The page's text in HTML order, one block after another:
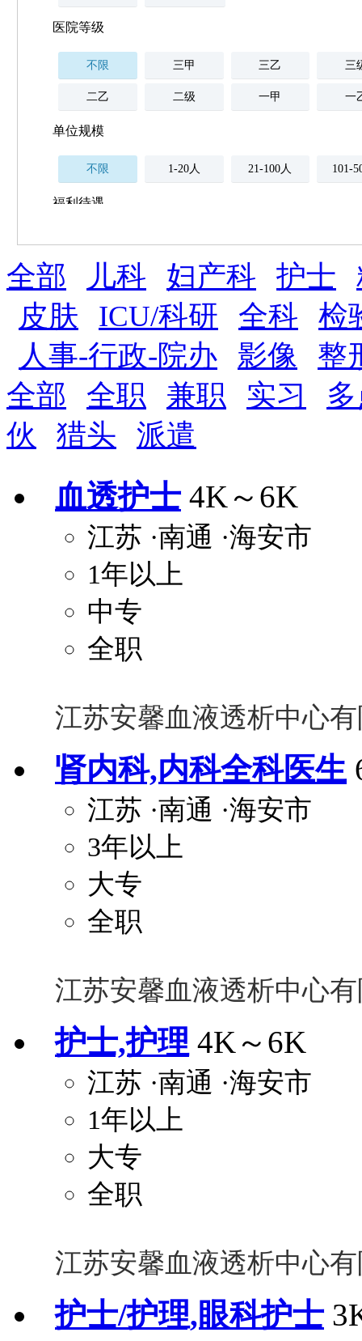
医院等级
不限 三甲 三乙 三
二乙 二级 一甲 一
单位规模
不限 1-20人 21-100人 101-
福利待遇
薪资与社保
五险 住房公积金 企业
全勤奖 加班补助 全薪病假 股票
法定节假日三薪 工龄奖 带薪年假 年终
晋升与政策
8小时工作制 周末双休
关怀与福利
包住 包吃 住房补贴
定期团建 节日福利
解决户口
员工旅游
全部 儿科 妇产科 护士
皮肤
ICU/科研 全科
检
人事-行政-院办
影像
整
全部
全职 兼职 实习
伙
猎头 派遣
血透护士 4K～6K
江苏 ·南通 ·海安市
1年以上
中专
全职
江苏安馨血液透析中心
肾内科,内科全科医生
江苏 ·南通 ·海安市
3年以上
大专
全职
江苏安馨血液透析中心
护士,护理 4K～6K
江苏 ·南通 ·海安市
1年以上
大专
全职
江苏安馨血液透析中心
护士/护理,眼科护士